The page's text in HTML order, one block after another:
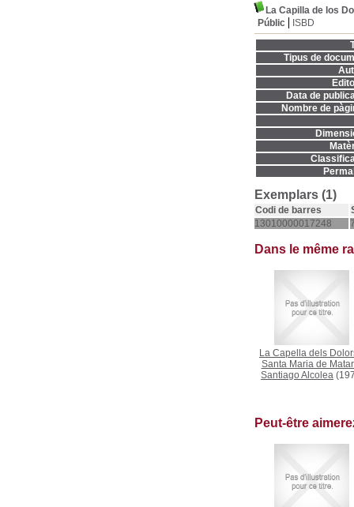
La Capilla de los
Públic
ISBD
Tipus de
Data de
Nombre de
Exemplars (1)
Codi de barres
13010000017248
Dans le même
La Capella dels
Santa Maria de
Santiago Alcolea
Peut-être